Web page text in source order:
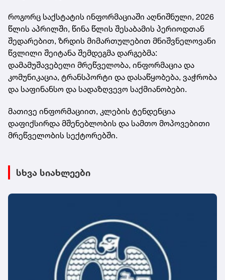
როგორც საქსტატის ინფორმაციაში აღნიშნული, 2026
წლის აპრილში, წინა წლის შესაბამის პერიოდთან
შედარებით, ზრდის მიმართულებით მნიშვნელოვანი
წვლილი შეიტანა შემდეგმა დარგებმა:
დამამუშავებელი მრეწველობა, ინფორმაცია და
კომუნიკაცია, ტრანსპორტი და დასაწყობება, ვაჭრობა
და საფინანსო და სადაზღვევო საქმიანობები.
მათივე ინფორმაციით, კლების ტენდენცია
დაფიქსირდა მშენებლობის და სამთო მოპოვებითი
მრეწველობის სექტორებში.
სხვა სიახლეები